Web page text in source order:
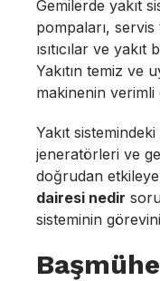
Gemilerde yakıt
pompaları,
ısıtıcılar ve
Yakıtın temiz ve
makinenin verimli
Yakıt
jeneratörleri ve
doğrudan
dairesi nedir
sisteminin